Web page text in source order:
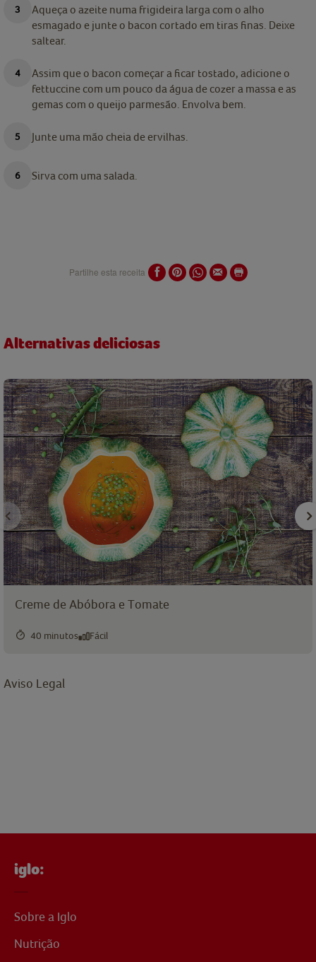
Aqueça o azeite numa frigideira larga com o alho
esmagado e junte o bacon cortado em tiras finas. Deixe
saltear.
Assim que o bacon começar a ficar tostado, adicione o
fettuccine com um pouco da água de cozer a massa e as
gemas com o queijo parmesão. Envolva bem.
Junte uma mão cheia de ervilhas.
Sirva com uma salada.
Partilhe esta receita
Alternativas deliciosas
Creme de Abóbora e Tomate
40 minutos Fácil
Aviso Legal
iglo:
Sobre a Iglo
Nutrição